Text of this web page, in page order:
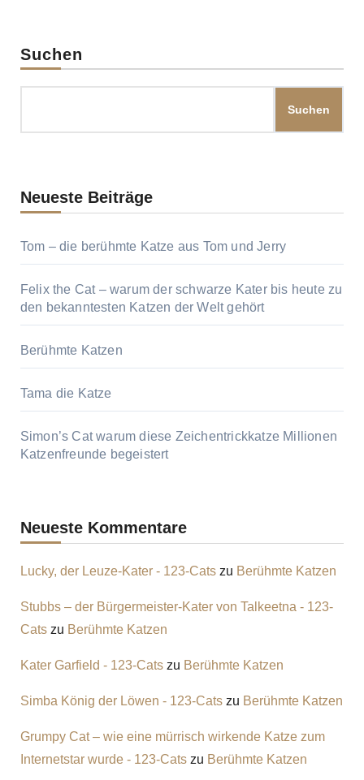
Suchen
Suchen
Neueste Beiträge
Tom – die berühmte Katze aus Tom und Jerry
Felix the Cat – warum der schwarze Kater bis heute zu
den bekanntesten Katzen der Welt gehört
Berühmte Katzen
Tama die Katze
Simon’s Cat warum diese Zeichentrickkatze Millionen
Katzenfreunde begeistert
Neueste Kommentare
Lucky, der Leuze-Kater - 123-Catszu Berühmte Katzen
Stubbs – der Bürgermeister-Kater von Talkeetna - 123-
Catszu Berühmte Katzen
Kater Garfield - 123-Catszu Berühmte Katzen
Simba König der Löwen - 123-Catszu Berühmte Katzen
Grumpy Cat – wie eine mürrisch wirkende Katze zum
Internetstar wurde - 123-Catszu Berühmte Katzen